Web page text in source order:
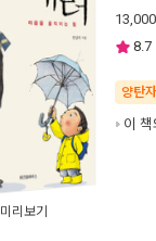
미리보기
13,000
8.7
양탄
이